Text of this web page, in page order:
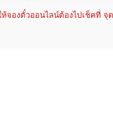
ห้จองตั๋วออนไลน์ต้องไปเช็คที่